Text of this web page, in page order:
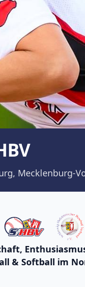
Mecklenburg-
& Softball im